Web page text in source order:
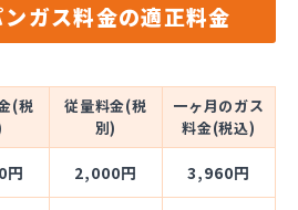
ガス料金の適正料金
(税
従量料金(税
別)
一ヶ月のガス
料金(税込)
円 2,000円 3,960円